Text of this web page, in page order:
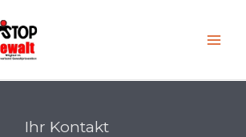
Ihr Kontakt